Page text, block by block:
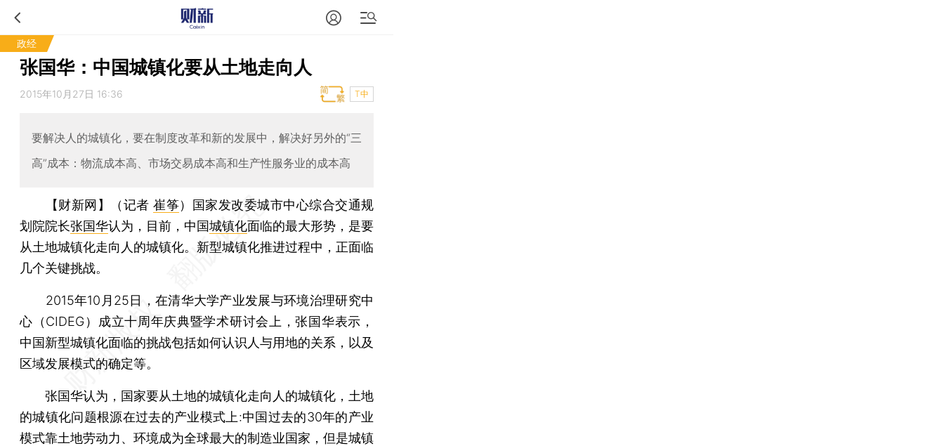
政经
张国华：中国城镇化要从土地走向人
2015年10月27日 16:36 T中
要解决人的城镇化，要在制度改革和新的发展中，解决好另外的“三
高”成本：物流成本高、市场交易成本高和生产性服务业的成本高
【财新网】（记者崔筝） 国家发改委城市中心综合交通规
划院院长张国华认为，目前，中国城镇化面临的最大形势，是要
从土地城镇化走向人的城镇化。新型城镇化推进过程中，正面临
几个关键挑战。
2015年10月25日，在清华大学产业发展与环境治理研究中
心（CIDEG）成立十周年庆典暨学术研讨会上，张国华表示，
中国新型城镇化面临的挑战包括如何认识人与用地的关系，以及
区域发展模式的确定等。
张国华认为，国家要从土地的城镇化走向人的城镇化，土地
的城镇化问题根源在过去的产业模式上:中国过去的30年的产业
模式靠土地劳动力、环境成为全球最大的制造业国家，但是城镇